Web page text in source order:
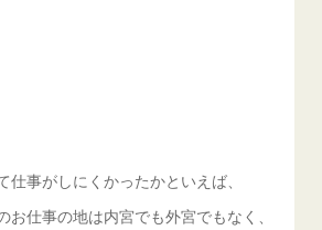
仕事がしにくかったかといえば、
お仕事の地は内宮でも外宮でもなく、